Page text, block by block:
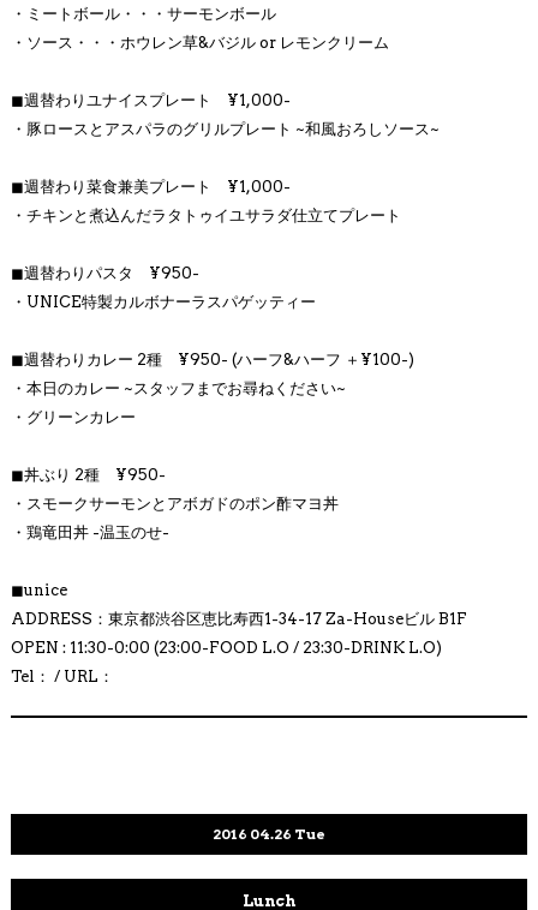
・ミートボール・・・サーモンボール
・ソース・・・ホウレン草&バジル or レモンクリーム
◼︎週替わりユナイスプレート ¥1,000-
・豚ロースとアスパラのグリルプレート ~和風おろしソース~
◼︎週替わり菜食兼美プレート ¥1,000-
・チキンと煮込んだラタトゥイユサラダ仕立てプレート
◼︎週替わりパスタ ¥950-
・UNICE特製カルボナーラスパゲッティー
◼︎週替わりカレー 2種 ¥950- (ハーフ&ハーフ ＋¥100-)
・本日のカレー ~スタッフまでお尋ねください~
・グリーンカレー
◼︎丼ぶり 2種 ¥950-
・スモークサーモンとアボガドのポン酢マヨ丼
・鶏竜田丼 -温玉のせ-
◼︎unice
ADDRESS：東京都渋谷区恵比寿西1-34-17 Za-Houseビル B1F
OPEN : 11:30-0:00 (23:00-FOOD L.O / 23:30-DRINK L.O)
Tel： / URL：
2016 04.26 Tue
Lunch